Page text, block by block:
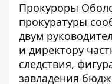
Прокуроры
прокуратуры
двум
и директору
следствия,
завладения